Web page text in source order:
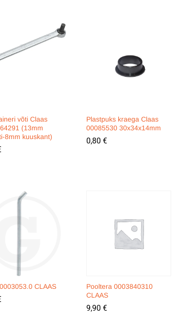
võti Claas
(13mm
8mm kuuskant)
Plastpuks kraega Claas
00085530 30x34x14mm
0,80 €
0,80 €
CLAAS
Pooltera 0003840310
CLAAS
9,90 €
9,90 €